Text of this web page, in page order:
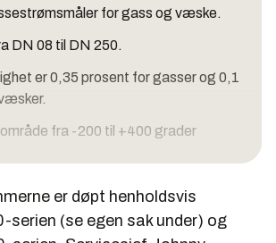
for gass og væske.
DN 08 til DN 250.
er 0,35 prosent for gasser og 0,1
fra -200 til +400 grader
fiskale olje- og gassmålinger.
er døpt henholdsvis
serien (se egen sak under) og